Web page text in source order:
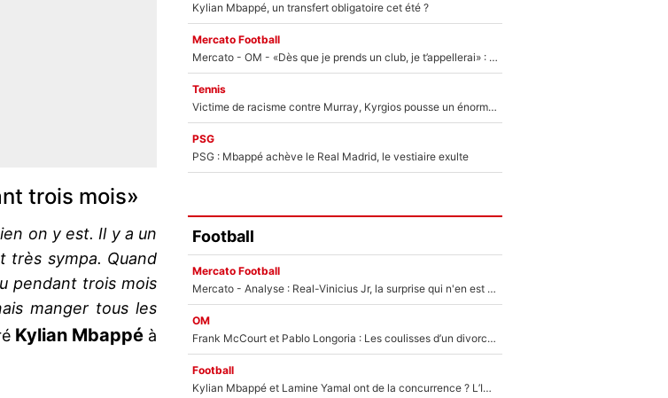
trois mois»
on y est. Il y a un
très sympa. Quand
pendant trois mois
manger tous les
Kylian Mbappé à
Kylian Mbappé, un transfert obligatoire cet été ?
Mercato Football
Mercato - OM - «Dès que je prends un club, je t’appellerai» : La promesse de Marcelino au moment de claquer la porte
Tennis
Victime de racisme contre Murray, Kyrgios pousse un énorme coup de gueule !
PSG
PSG : Mbappé achève le Real Madrid, le vestiaire exulte
Football
Mercato Football
Mercato - Analyse : Real-Vinicius Jr, la surprise qui n'en est pas une...
OM
Frank McCourt et Pablo Longoria : Les coulisses d’un divorce coûteux qui ruine l’OM à petit feu…
Football
Kylian Mbappé et Lamine Yamal ont de la concurrence ? L’IA annonce les 5 joueurs qui vont dominer le football dans les années à venir !